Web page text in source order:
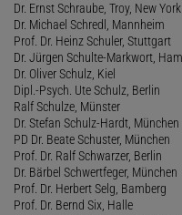
Dr. Ernst Schraube, Troy, New York
Dr. Michael Schredl, Mannheim
Prof. Dr. Heinz Schuler, Stuttgart
Dr. Jürgen Schulte-Markwort,
Dr. Oliver Schulz, Kiel
Dipl.-Psych. Ute Schulz, Berlin
Ralf Schulze, Münster
Dr. Stefan Schulz-Hardt, München
PD Dr. Beate Schuster, München
Prof. Dr. Ralf Schwarzer, Berlin
Dr. Bärbel Schwertfeger, München
Prof. Dr. Herbert Selg, Bamberg
Prof. Dr. Bernd Six, Halle